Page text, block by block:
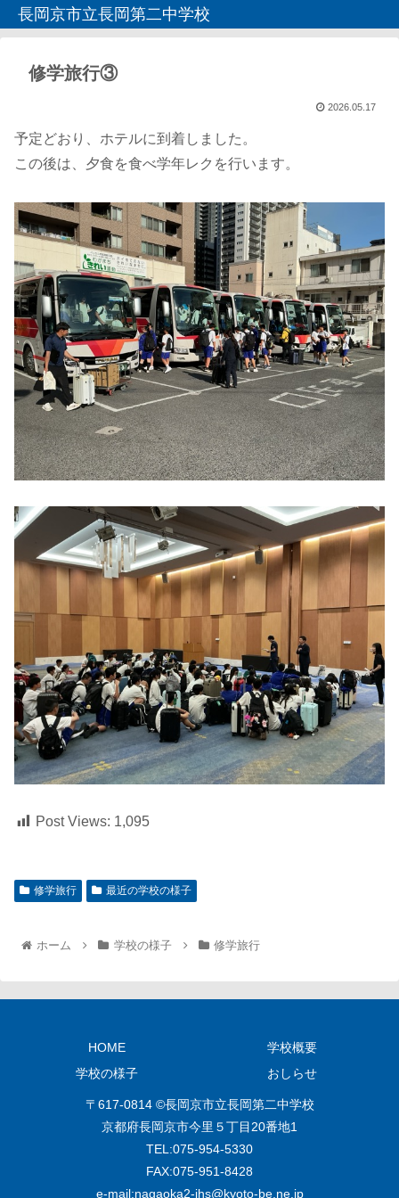
長岡京市立長岡第二中学校
修学旅行③
2026.05.17
予定どおり、ホテルに到着しました。
この後は、夕食を食べ学年レクを行います。
Post Views: 1,095
修学旅行 最近の学校の様子
ホーム 学校の様子 修学旅行
HOME
学校概要
学校の様子
おしらせ
〒617-0814 ©長岡京市立長岡第二中学校
京都府長岡京市今里５丁目20番地1
TEL:075‐954‐5330
FAX:075‐951‐8428
e‐mail:nagaoka2-jhs@kyoto-be.ne.jp